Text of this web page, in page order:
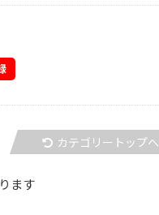
カテゴリートップへ
ます